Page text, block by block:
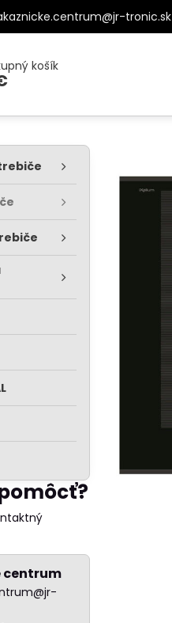
tronic.sk
košík
centrum